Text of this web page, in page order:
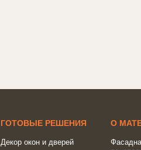
ГОТОВЫЕ РЕШЕНИЯ
Декор окон и дверей
О